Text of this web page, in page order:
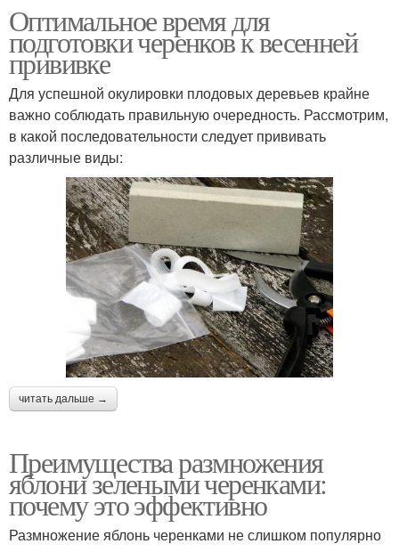
Оптимальное время для
подготовки черенков к весенней
прививке
Для успешной окулировки плодовых деревьев крайне
важно соблюдать правильную очередность. Рассмотрим,
в какой последовательности следует прививать
различные виды:
читать дальше →
Преимущества размножения
яблони зелеными черенками:
почему это эффективно
Размножение яблонь черенками не слишком популярно